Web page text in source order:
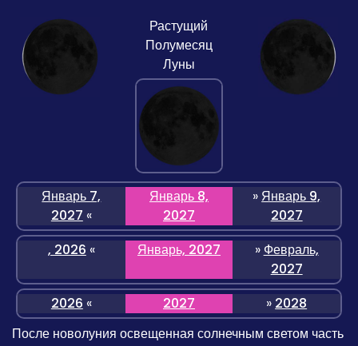
Растущий
Полумесяц
Луны
Январь 7,
2027 «
Январь 8,
2027
» Январь 9,
2027
, 2026 « Январь, 2027 » Февраль,
2027
2026 « 2027 » 2028
После новолуния освещенная солнечным светом часть